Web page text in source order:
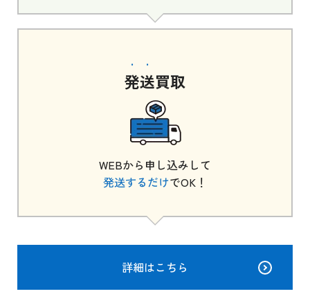
発送買取
WEBから申し込みして
発送するだけでOK！
詳細はこちら